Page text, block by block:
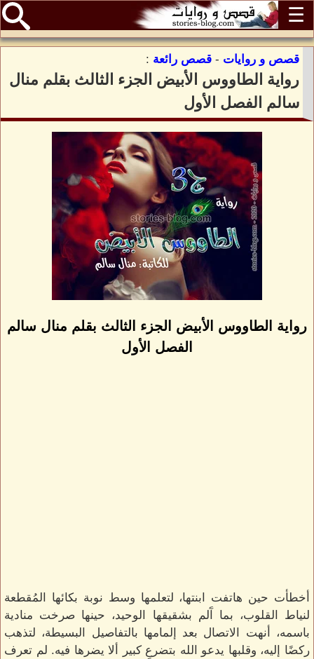
☰
قصص و روايات - قصص رائعة :
رواية الطاووس الأبيض الجزء الثالث بقلم منال
سالم الفصل الأول
رواية الطاووس الأبيض الجزء الثالث بقلم منال سالم
الفصل الأول
أخطأت حين هاتفت ابنتها، لتعلمها وسط نوبة بكائها المُقطعة
لنياط القلوب، بما آَلم بشقيقها الوحيد، حينها صرخت منادية
باسمه، أنهت الاتصال بعد إلمامها بالتفاصيل البسيطة، لتذهب
ركضًا إليه، وقلبها يدعو الله بتضرعٍ كبير ألا يضرها فيه. لم تعرف